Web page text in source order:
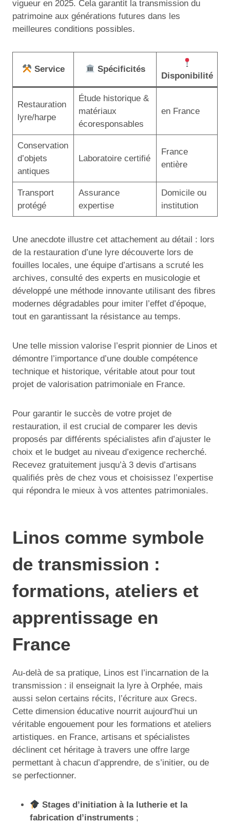
vigueur en 2025. Cela garantit la transmission du
patrimoine aux générations futures dans les
meilleures conditions possibles.
Service Spécificités
Disponibilité
Restauration
lyre/harpe
Étude historique &
matériaux
écoresponsables
en France
Conservation
d’objets
antiques
Laboratoire certifié
France
entière
Transport
protégé
Assurance
expertise
Domicile ou
institution
Une anecdote illustre cet attachement au détail : lors
de la restauration d’une lyre découverte lors de
fouilles locales, une équipe d’artisans a scruté les
archives, consulté des experts en musicologie et
développé une méthode innovante utilisant des fibres
modernes dégradables pour imiter l’effet d’époque,
tout en garantissant la résistance au temps.
Une telle mission valorise l’esprit pionnier de Linos et
démontre l’importance d’une double compétence
technique et historique, véritable atout pour tout
projet de valorisation patrimoniale en France.
Pour garantir le succès de votre projet de
restauration, il est crucial de comparer les devis
proposés par différents spécialistes afin d’ajuster le
choix et le budget au niveau d’exigence recherché.
Recevez gratuitement jusqu’à 3 devis d’artisans
qualifiés près de chez vous et choisissez l’expertise
qui répondra le mieux à vos attentes patrimoniales.
Linos comme symbole
de transmission :
formations, ateliers et
apprentissage en
France
Au-delà de sa pratique, Linos est l’incarnation de la
transmission : il enseignait la lyre à Orphée, mais
aussi selon certains récits, l’écriture aux Grecs.
Cette dimension éducative nourrit aujourd’hui un
véritable engouement pour les formations et ateliers
artistiques. en France, artisans et spécialistes
déclinent cet héritage à travers une offre large
permettant à chacun d’apprendre, de s’initier, ou de
se perfectionner.
Stages d’initiation à la lutherie et la
fabrication d’instruments ;